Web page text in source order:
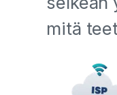
mitä